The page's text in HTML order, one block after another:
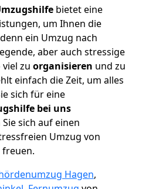
bietet eine
um Ihnen die
ein Umzug nach
aber auch stressige
zu organisieren und zu
einfach die Zeit, um alles
sich für eine
bei uns
sich auf einen
Umzug von
freuen.
Hagen,